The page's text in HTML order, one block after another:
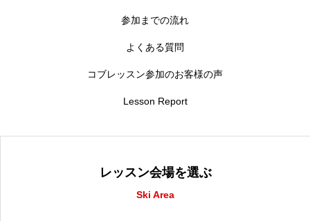
参加までの流れ
よくある質問
コブレッスン参加のお客様の声
Lesson Report
レッスン会場を選ぶ
Ski Area